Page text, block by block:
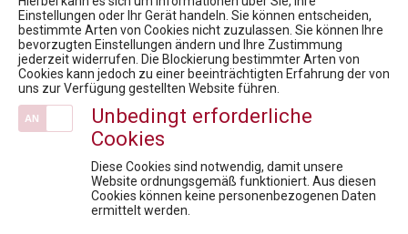
News
7. Virtueller Rare Diseases Dialog
Zertifikatsprogramm: Pharma - Fachkräfte der Zukunft
Parallelhandel mit Arzneimitteln in Österreich und in der EU
Pharma meets Politics & Payers: Klar. Überzeugend. Wirksam.
Einstellungen oder Ihr Gerät handeln. Sie können entscheiden,
bestimmte Arten von Cookies nicht zuzulassen. Sie können Ihre
bevorzugten Einstellungen ändern und Ihre Zustimmung
jederzeit widerrufen. Die Blockierung bestimmter Arten von
Cookies kann jedoch zu einer beeinträchtigten Erfahrung der von
uns zur Verfügung gestellten Website führen.
Unbedingt erforderliche
Cookies
Diese Cookies sind notwendig, damit unsere
Website ordnungsgemäß funktioniert. Aus diesen
Cookies können keine personenbezogenen Daten
ermittelt werden.